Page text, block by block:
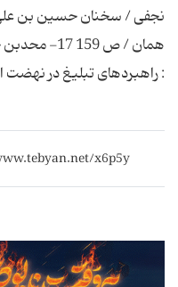
: راهبردهای تبلیغ در